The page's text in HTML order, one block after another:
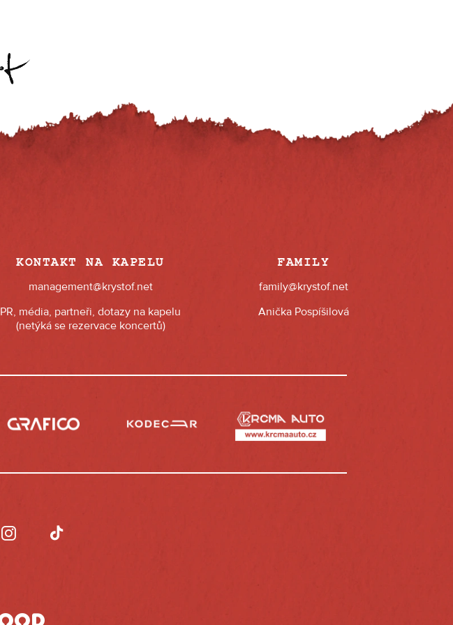
KONTAKT NA KAPELU
management@krystof.net
PR, média, partneři, dotazy na kapelu
(netýká se rezervace koncertů)
FAMILY
family@krystof.net
Anička Pospíšilová